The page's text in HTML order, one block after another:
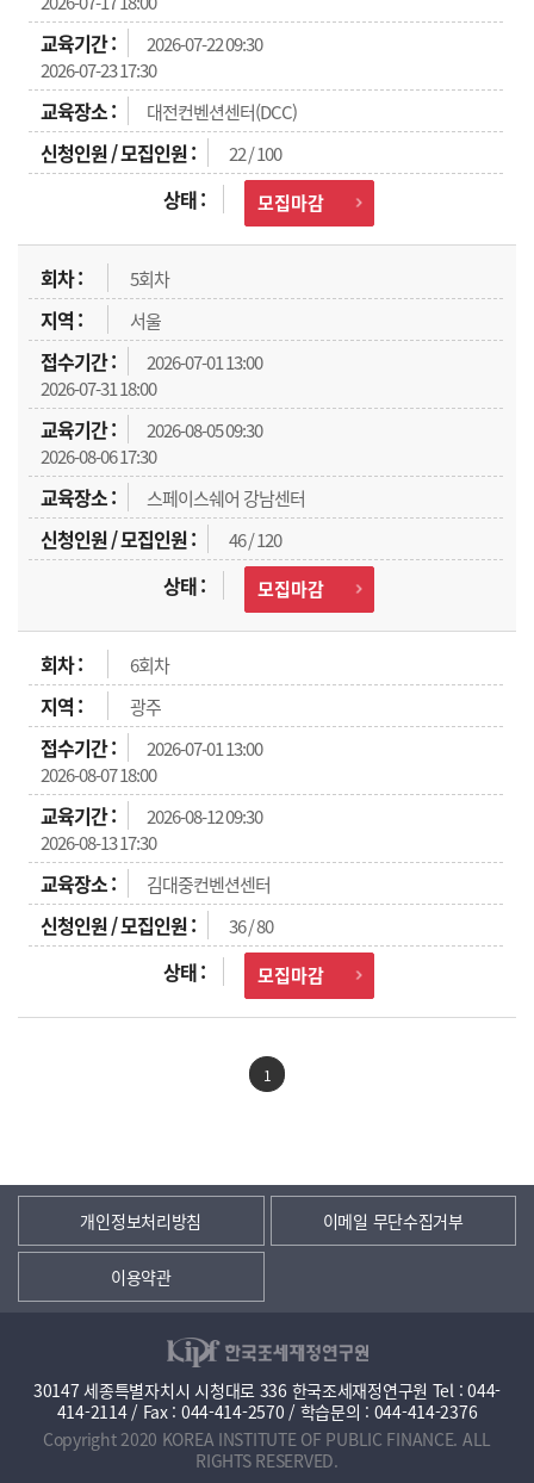
2026-07-22 09:30
2026-07-23 17:30
대전컨벤션센터(DCC)
22 / 100
모집마감
5회차
서울
2026-07-01 13:00
2026-07-31 18:00
2026-08-05 09:30
2026-08-06 17:30
스페이스쉐어 강남센터
46 / 120
모집마감
6회차
광주
2026-07-01 13:00
2026-08-07 18:00
2026-08-12 09:30
2026-08-13 17:30
김대중컨벤션센터
36 / 80
모집마감
1
개인정보처리방침 이메일 무단수집거부
이용약관
30147 세종특별자치시 시청대로 336 한국조세재정연구원 Tel : 044-
414-2114 / Fax : 044-414-2570 / 학습문의 : 044-414-2376
Copyright 2020 KOREA INSTITUTE OF PUBLIC FINANCE. ALL
RIGHTS RESERVED.